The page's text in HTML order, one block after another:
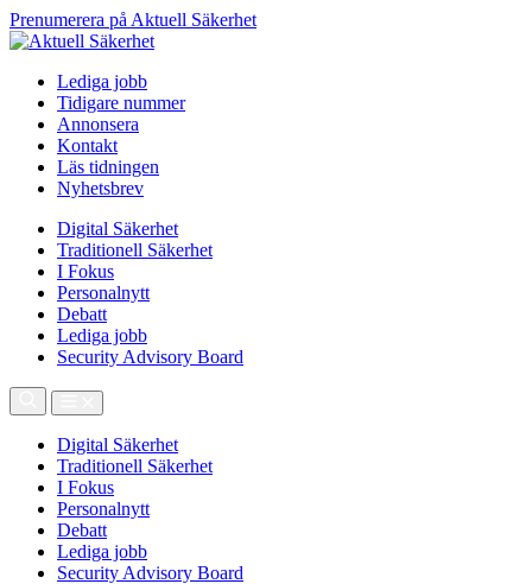
Prenumerera på Aktuell Säkerhet
Lediga jobb
Tidigare nummer
Annonsera
Kontakt
Läs tidningen
Nyhetsbrev
Digital Säkerhet
Traditionell Säkerhet
I Fokus
Personalnytt
Debatt
Lediga jobb
Security Advisory Board
Digital Säkerhet
Traditionell Säkerhet
I Fokus
Personalnytt
Debatt
Lediga jobb
Security Advisory Board